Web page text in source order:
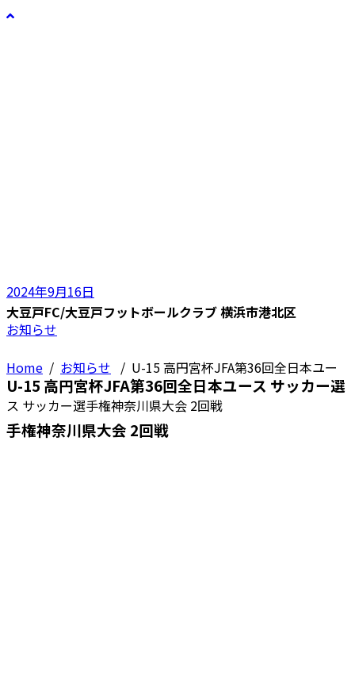
大豆戸FC/大豆戸フットボールクラブ 横浜市港北区
Home / お知らせ / U-15 高円宮杯JFA第36回全日本ユー
ス サッカー選手権神奈川県大会 2回戦
2024年9月16日
お知らせ
U-15 高円宮杯JFA第36回全日本ユース サッカー選
手権神奈川県大会 2回戦